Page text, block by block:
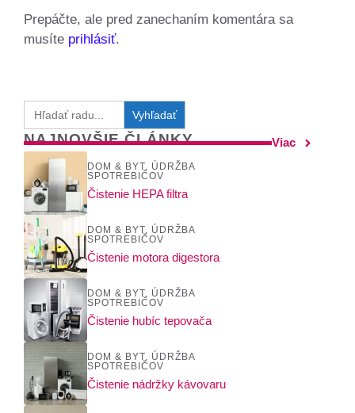
Prepáčte, ale pred zanechaním komentára sa
musíte prihlásiť.
for:
NAJNOVŠIE ČLÁNKY Viac
DOM & BYT, ÚDRŽBA
SPOTREBIČOV
Čistenie HEPA filtra
DOM & BYT, ÚDRŽBA
SPOTREBIČOV
Čistenie motora digestora
DOM & BYT, ÚDRŽBA
SPOTREBIČOV
Čistenie hubíc tepovača
DOM & BYT, ÚDRŽBA
SPOTREBIČOV
Čistenie nádržky kávovaru